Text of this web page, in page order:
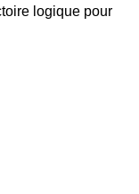
logique pour